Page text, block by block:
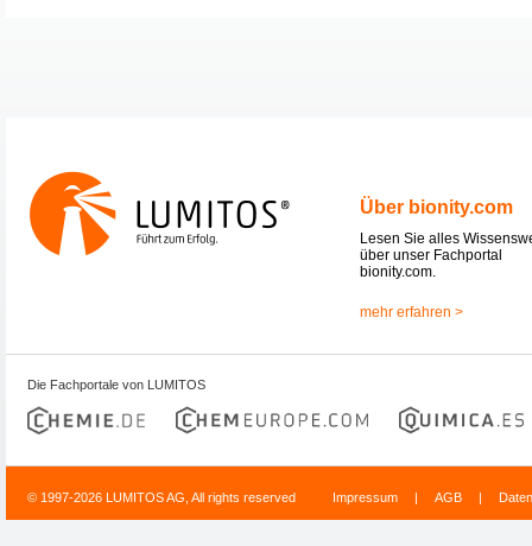
Über bionity.com
Lesen Sie alles
über unser Fachportal
bionity.com.
mehr erfahren >
Die Fachportale von LUMITOS
© 1997-2026 LUMITOS AG, All rights reserved Impressum | AGB |